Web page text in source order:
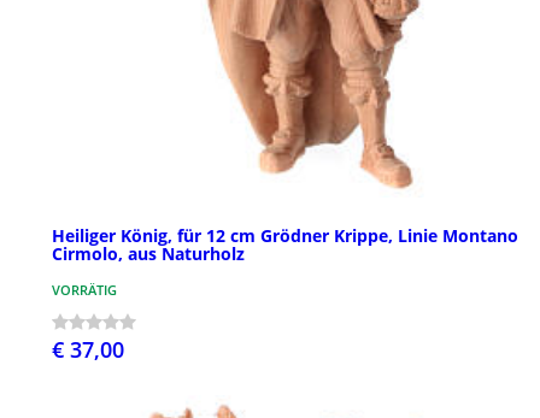
Heiliger König, für 12 cm Grödner Krippe, Linie Montano
Cirmolo, aus Naturholz
VORRÄTIG
€ 37,00